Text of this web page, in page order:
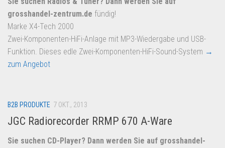
grosshandel-zentrum.de fündig!
Marke X4-Tech 2000
Zwei-Komponenten-HiFi-Anlage mit MP3-Wiedergabe und USB-
Funktion. Dieses edle Zwei-Komponenten-HiFi-Sound-System →
zum Angebot
B2B PRODUKTE 7 OKT., 2013
JGC Radiorecorder RRMP 670 A-Ware
Sie suchen CD-Player? Dann werden Sie auf grosshandel-